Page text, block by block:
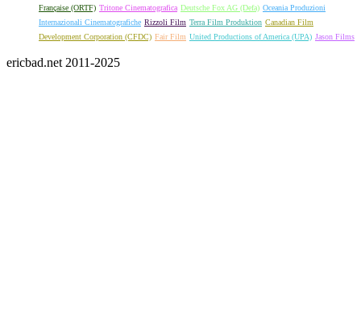
Française (ORTF) Tritone Cinematografica Deutsche Fox AG (Defa) Oceania Produzioni
Internazionali Cinematografiche Rizzoli Film Terra Film Produktion Canadian Film
Development Corporation (CFDC) Fair Film United Productions of America (UPA) Jason Films
ericbad.net 2011-2025